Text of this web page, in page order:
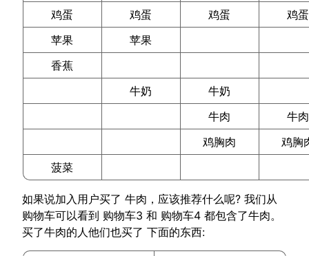
鸡蛋 鸡蛋 鸡蛋
鸡蛋
苹果
苹果
香蕉
牛奶
牛奶
牛肉
牛肉
鸡胸肉
鸡胸
菠菜
如果说加入用户买了 牛肉，应该推荐什么呢? 我们从
购物车可以看到 购物车3 和 购物车4 都包含了牛肉。
买了牛肉的人他们也买了 下面的东西: